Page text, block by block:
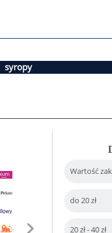
syropy
Wartość
do 20 zł
20 zł - 40 zł